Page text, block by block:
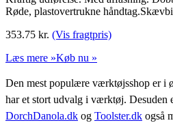
Røde, plastovertrukne
353.75 kr. (Vis fragtpris)
Læs mere »Køb nu »
Den mest populære værktøjsshop er i
har et stort udvalg i værktøj. Desuden
DorchDanola.dk og Toolster.dk også